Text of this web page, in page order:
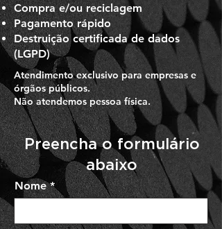
Compra e/ou reciclagem
Pagamento rápido
Destruição certificada de dados
(LGPD)
Atendimento exclusivo para empresas e
órgãos públicos.
Não atendemos pessoa física.
Preencha o formulário
abaixo
Nome